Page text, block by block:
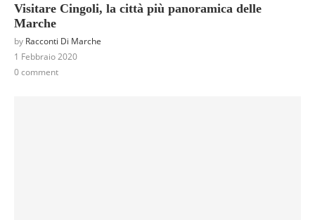
Visitare Cingoli, la città più panoramica delle
Marche
by Racconti Di Marche
1 Febbraio 2020
0 comment